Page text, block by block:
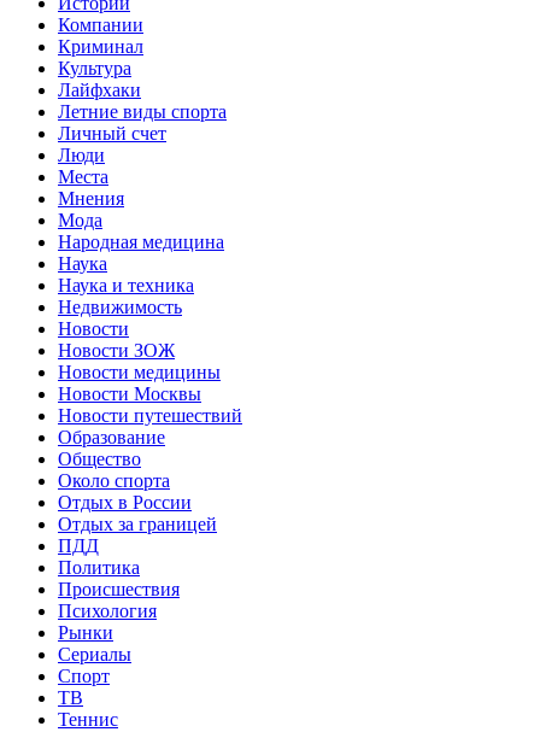
Компании
Криминал
Культура
Лайфхаки
Летние виды спорта
Личный счет
Люди
Места
Мнения
Мода
Народная медицина
Наука
Наука и техника
Недвижимость
Новости
Новости ЗОЖ
Новости медицины
Новости Москвы
Новости путешествий
Образование
Общество
Около спорта
Отдых в России
Отдых за границей
ПДД
Политика
Происшествия
Психология
Рынки
Сериалы
Спорт
ТВ
Теннис